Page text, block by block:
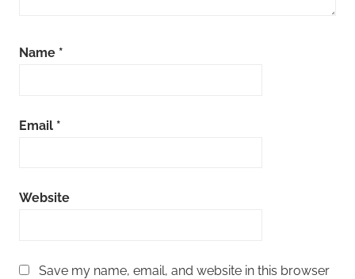
Name *
Email *
Website
Save my name, email, and website in this browser